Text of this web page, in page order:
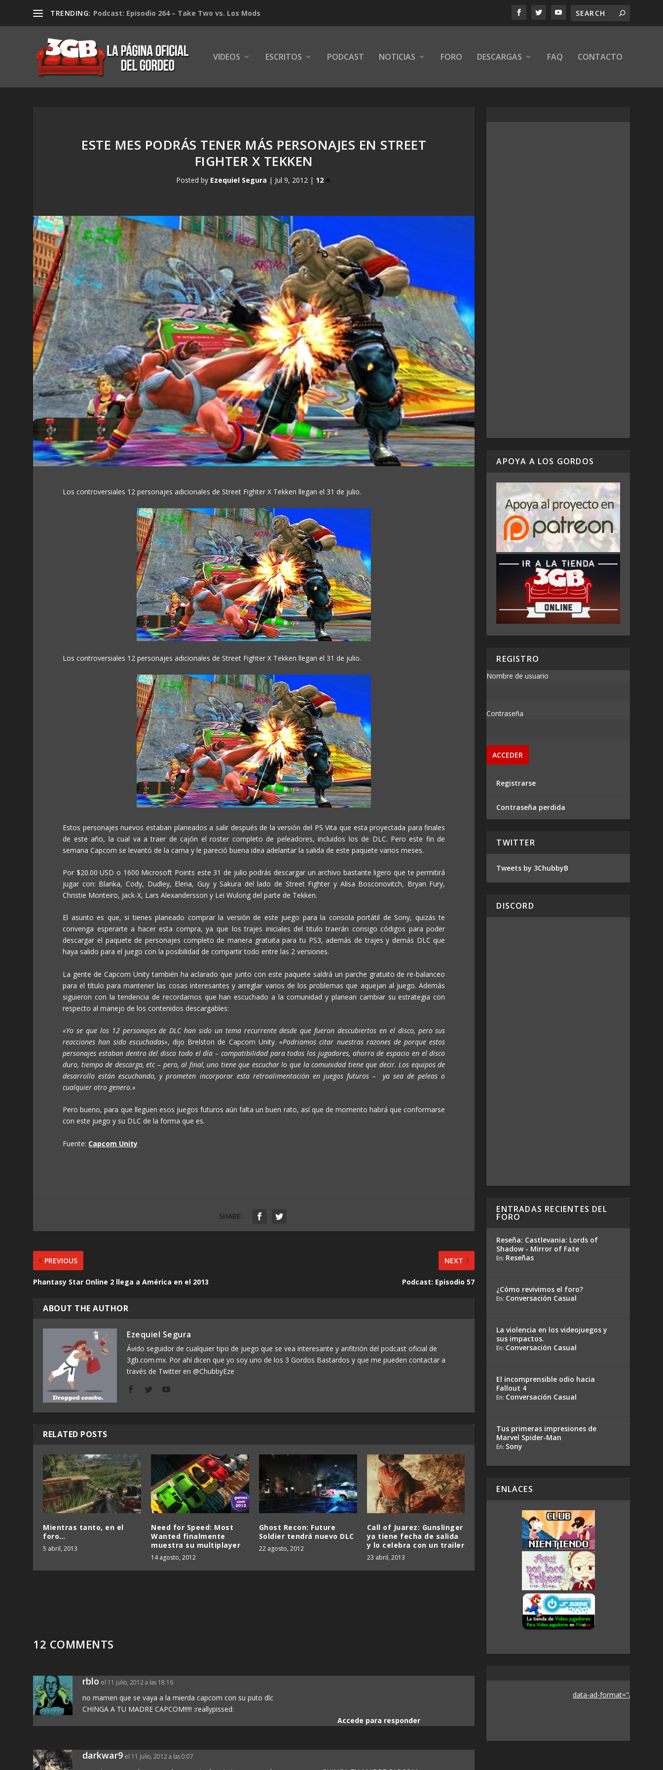
TRENDING: Podcast: Episodio 264 – Take Two vs. Los Mods
VIDEOS ESCRITOS PODCAST NOTICIAS FORO DESCARGAS FAQ CONTACTO
ESTE MES PODRÁS TENER MÁS PERSONAJES EN STREET
FIGHTER X TEKKEN
Posted by Ezequiel Segura | Jul 9, 2012 | 12
Los controversiales 12 personajes adicionales de Street Fighter X Tekken llegan el 31 de julio.
Los controversiales 12 personajes adicionales de Street Fighter X Tekken llegan el 31 de julio.
Estos personajes nuevos estaban planeados a salir después de la versión del PS Vita que esta proyectada para finales
de este año, la cual va a traer de cajón el roster completo de peleadores, incluidos los de DLC. Pero este fin de
semana Capcom se levantó de la cama y le pareció buena idea adelantar la salida de este paquete varios meses.
Por $20.00 USD o 1600 Microsoft Points este 31 de julio podrás descargar un archivo bastante ligero que te permitirá
jugar con: Blanka, Cody, Dudley, Elena, Guy y Sakura del lado de Street Fighter y Alisa Bosconovitch, Bryan Fury,
Christie Monteiro, Jack-X, Lars Alexandersson y Lei Wulong del parte de Tekken.
El asunto es que, si tienes planeado comprar la versión de este juego para la consola portátil de Sony, quizás te
convenga esperarte a hacer esta compra, ya que los trajes iniciales del titulo traerán consigo códigos para poder
descargar el paquete de personajes completo de manera gratuita para tu PS3, además de trajes y demás DLC que
haya salido para el juego con la posibilidad de compartir todo entre las 2 versiones.
La gente de Capcom Unity también ha aclarado que junto con este paquete saldrá un parche gratuito de re-balanceo
para el título para mantener las cosas interesantes y arreglar varios de los problemas que aquejan al juego. Además
siguieron con la tendencia de recordarnos que han escuchado a la comunidad y planean cambiar su estrategia con
respecto al manejo de los contenidos descargables:
«Yo se que los 12 personajes de DLC han sido un tema recurrente desde que fueron descubiertos en el disco, pero sus
reacciones han sido escuchadas», dijo Brelston de Capcom Unity.«Podriamos citar nuestras razones de porque estos
personajes estaban dentro del disco todo el día – compatibilidad para todos los jugadores, ahorro de espacio en el disco
duro, tiempo de descarga, etc – pero, al final, uno tiene que escuchar lo que la comunidad tiene que decir. Los equipos de
desarrollo están escuchando, y prometen incorporar esta retroalimentación en juegos futuros – ya sea de peleas o
cualquier otro genero.»
Pero bueno, para que lleguen esos juegos futuros aún falta un buen rato, así que de momento habrá que conformarse
con este juego y su DLC de la forma que es.
Fuente: Capcom Unity
SHARE:
PREVIOUS
Phantasy Star Online 2 llega a América en el 2013
NEXT
Podcast: Episodio 57
ABOUT THE AUTHOR
Ezequiel Segura
Ávido seguidor de cualquier tipo de juego que se vea interesante y anfitrión del podcast oficial de
3gb.com.mx. Por ahí dicen que yo soy uno de los 3 Gordos Bastardos y que me pueden contactar a
través de Twitter en @ChubbyEze
RELATED POSTS
Mientras tanto, en el
foro…
5 abril, 2013
Need for Speed: Most
Wanted finalmente
muestra su multiplayer
14 agosto, 2012
Ghost Recon: Future
Soldier tendrá nuevo DLC
22 agosto, 2012
Call of Juarez: Gunslinger
ya tiene fecha de salida
y lo celebra con un trailer
23 abril, 2013
12 COMMENTS
rblo el 11 julio, 2012 a las 18:16
no mamen que se vaya a la mierda capcom con su puto dlc
CHINGA A TU MADRE CAPCOM!!!!! :reallypissed:
Accede para responder
darkwar9 el 11 julio, 2012 a las 0:07
APOYA A LOS GORDOS
REGISTRO
Nombre de usuario
Contraseña
Registrarse
Contraseña perdida
TWITTER
Tweets by 3ChubbyB
DISCORD
ENTRADAS RECIENTES DEL
FORO
Reseña: Castlevania: Lords of
Shadow - Mirror of Fate
En: Reseñas
¿Cómo revivimos el foro?
En: Conversación Casual
La violencia en los videojuegos y
sus impactos.
En: Conversación Casual
El incomprensible odio hacia
Fallout 4
En: Conversación Casual
Tus primeras impresiones de
Marvel Spider-Man
En: Sony
ENLACES
data-ad-format="auto">